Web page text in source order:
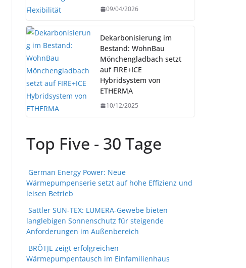
09/04/2026
Dekarbonisierung im
Bestand: WohnBau
Mönchengladbach setzt
auf FIRE+ICE
Hybridsystem von
ETHERMA
10/12/2025
Top Five - 30 Tage
German Energy Power: Neue
Wärmepumpenserie setzt auf hohe Effizienz und
leisen Betrieb
Sattler SUN-TEX: LUMERA-Gewebe bieten
langlebigen Sonnenschutz für steigende
Anforderungen im Außenbereich
BRÖTJE zeigt erfolgreichen
Wärmepumpentausch im Einfamilienhaus